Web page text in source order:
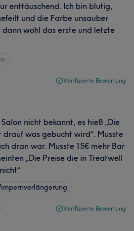
enttäuschend. Ich bin blutig,
und die Farbe unsauber
wohl das erste und letzte
Verifizierte Bewertung
nicht bekannt, es hieß „Die
drauf was gebucht wird“. Musste
dran war. Musste 15€ mehr Bar
„Die Preise die in Treatwell
Verifizierte Bewertung